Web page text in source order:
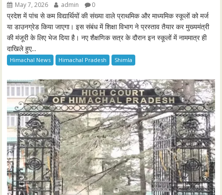
May 7, 2026 admin 0
प्रदेश में पांच से कम विद्यार्थियों की संख्या वाले प्राथमिक और माध्यमिक स्कूलों को मर्ज
या डाउनग्रेड किया जाएगा। इस संबंध में शिक्षा विभाग ने प्रस्ताव तैयार कर मुख्यमंत्री
की मंजूरी के लिए भेज दिया है। नए शैक्षणिक सत्र के दौरान इन स्कूलों में नाममात्र ही
दाखिले हुए...
Himachal News Himachal Pradesh Shimla